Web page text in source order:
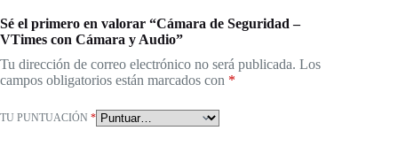
Sé el primero en valorar “Cámara de Seguridad –
VTimes con Cámara y Audio”
Tu dirección de correo electrónico no será publicada. Los
campos obligatorios están marcados con *
TU PUNTUACIÓN *